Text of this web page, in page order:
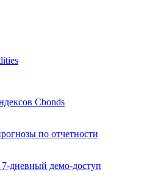
Cbonds
по отчетности
7-дневный демо-доступ